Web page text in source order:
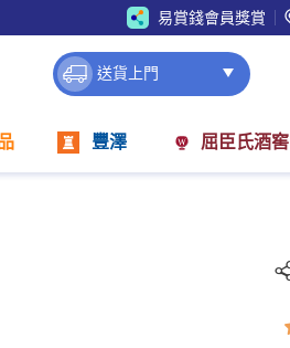
易賞錢會員獎賞
送貨上門
豐澤 屈臣氏酒窖